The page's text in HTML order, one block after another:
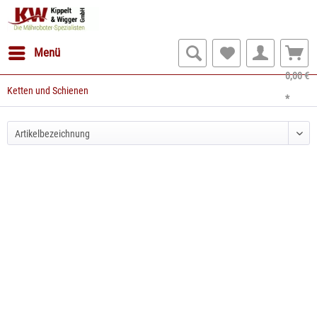
Menü
0,00 €
*
Ketten und Schienen